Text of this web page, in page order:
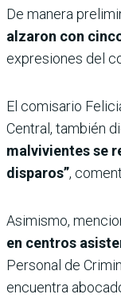
De manera
alzaron con
expresiones del
El comisario
Central, también
malvivientes se
disparos”,
Asimismo,
en centros
Personal de
encuentra